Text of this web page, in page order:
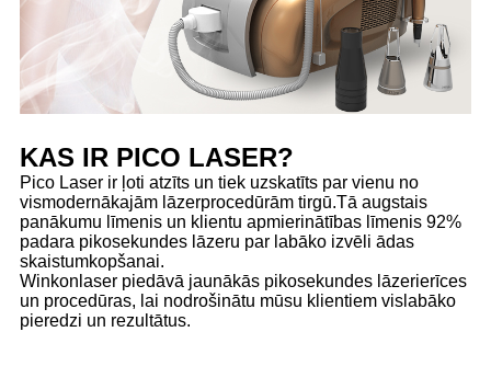
KAS IR PICO LASER?
Pico Laser ir ļoti atzīts un tiek uzskatīts par vienu no
vismodernākajām lāzerprocedūrām tirgū.Tā augstais
panākumu līmenis un klientu apmierinātības līmenis 92%
padara pikosekundes lāzeru par labāko izvēli ādas
skaistumkopšanai.
Winkonlaser piedāvā jaunākās pikosekundes lāzerierīces
un procedūras, lai nodrošinātu mūsu klientiem vislabāko
pieredzi un rezultātus.